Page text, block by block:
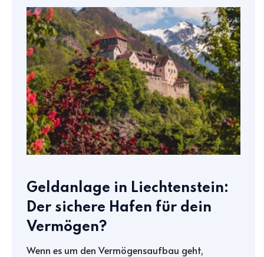
Geldanlage in Liechtenstein:
Der sichere Hafen für dein
Vermögen?
Wenn es um den Vermögensaufbau geht,